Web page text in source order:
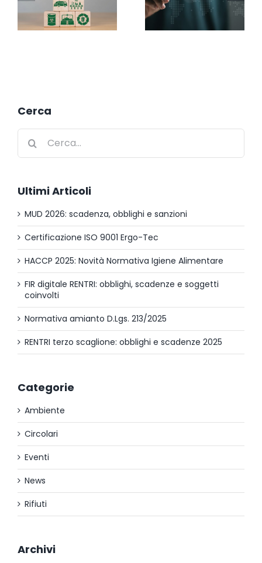
Cerca
Cerca
per:
Ultimi Articoli
MUD 2026: scadenza, obblighi e sanzioni
Certificazione ISO 9001 Ergo-Tec
HACCP 2025: Novità Normativa Igiene Alimentare
FIR digitale RENTRI: obblighi, scadenze e soggetti
coinvolti
Normativa amianto D.Lgs. 213/2025
RENTRI terzo scaglione: obblighi e scadenze 2025
Categorie
Ambiente
Circolari
Eventi
News
Rifiuti
Archivi